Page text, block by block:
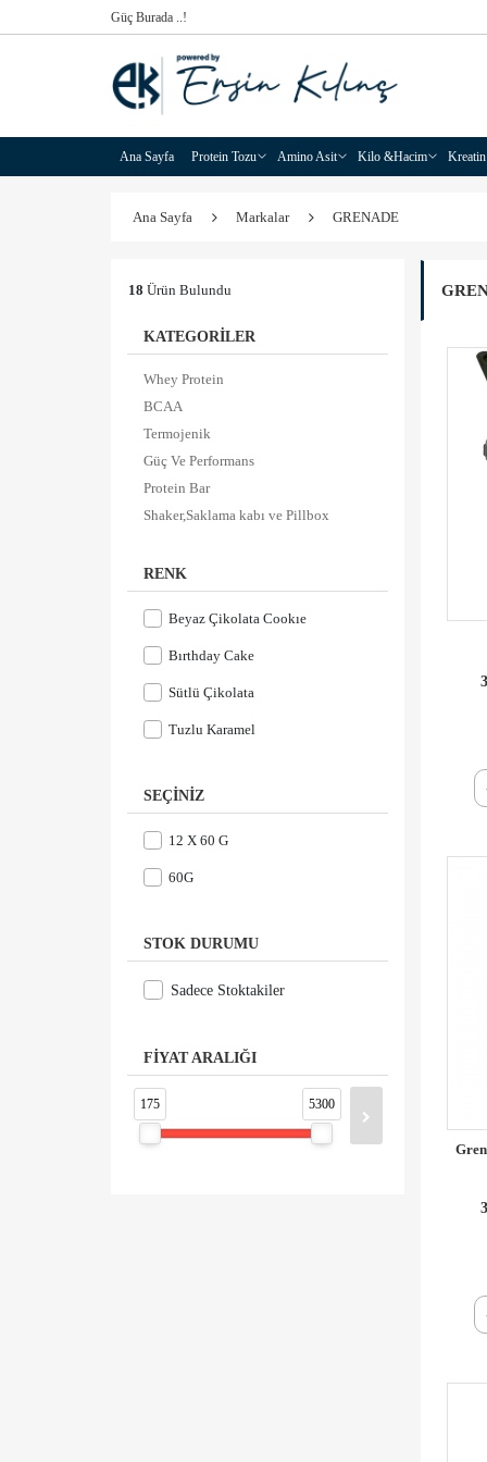
Güç Burada ..!
Ana Sayfa Protein Tozu Amino Asit Kilo &Hacim Kreatin
Ana Sayfa Markalar GRENADE
18 Ürün Bulundu
KATEGORİLER
Whey Protein
BCAA
Termojenik
Güç Ve Performans
Protein Bar
Shaker,Saklama kabı ve Pillbox
RENK
Beyaz Çikolata Cookıe
Bırthday Cake
Sütlü Çikolata
Tuzlu Karamel
SEÇINIZ
12 X 60 G
60G
STOK DURUMU
Sadece Stoktakiler
FİYAT ARALIĞI
175 5300